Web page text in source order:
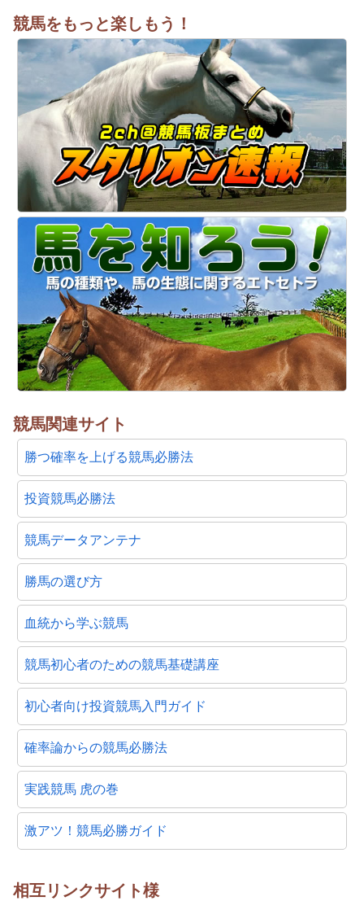
競馬をもっと楽しもう！
競馬関連サイト
勝つ確率を上げる競馬必勝法
投資競馬必勝法
競馬データアンテナ
勝馬の選び方
血統から学ぶ競馬
競馬初心者のための競馬基礎講座
初心者向け投資競馬入門ガイド
確率論からの競馬必勝法
実践競馬 虎の巻
激アツ！競馬必勝ガイド
相互リンクサイト様